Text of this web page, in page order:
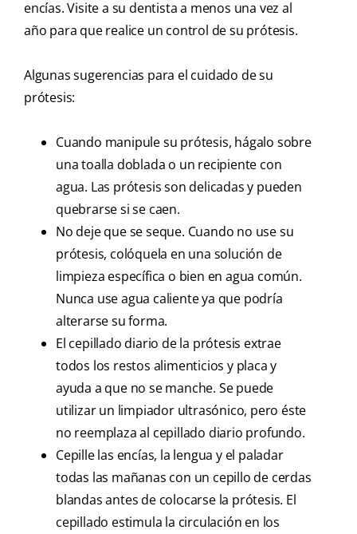
encías. Visite a su dentista a menos una vez al
año para que realice un control de su prótesis.
Algunas sugerencias para el cuidado de su
prótesis:
Cuando manipule su prótesis, hágalo sobre
una toalla doblada o un recipiente con
agua. Las prótesis son delicadas y pueden
quebrarse si se caen.
No deje que se seque. Cuando no use su
prótesis, colóquela en una solución de
limpieza específica o bien en agua común.
Nunca use agua caliente ya que podría
alterarse su forma.
El cepillado diario de la prótesis extrae
todos los restos alimenticios y placa y
ayuda a que no se manche. Se puede
utilizar un limpiador ultrasónico, pero éste
no reemplaza al cepillado diario profundo.
Cepille las encías, la lengua y el paladar
todas las mañanas con un cepillo de cerdas
blandas antes de colocarse la prótesis. El
cepillado estimula la circulación en los